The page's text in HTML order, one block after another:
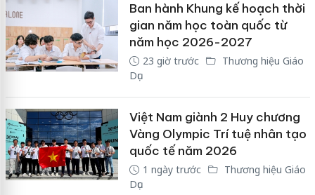
Ban hành Khung kế hoạch thời
gian năm học toàn quốc từ
năm học 2026-2027
23 giờ trước
Thương hiệu Giáo
Dục
Việt Nam giành 2 Huy chương
Vàng Olympic Trí tuệ nhân tạo
quốc tế năm 2026
1 ngày trước
Thương hiệu Giáo
Dục